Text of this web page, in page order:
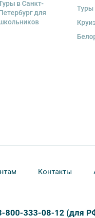
программы
возместить полную
участника необходимо
в Санкт-
для
Туры
Контакты
800-333-08-12 (для